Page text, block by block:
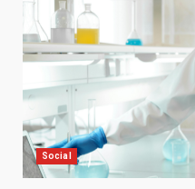
Social